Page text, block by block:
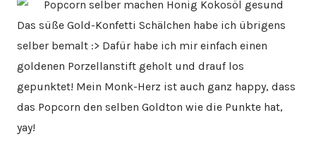
Das süße Gold-Konfetti Schälchen habe ich übrigens
selber bemalt :> Dafür habe ich mir einfach einen
goldenen Porzellanstift geholt und drauf los
gepunktet! Mein Monk-Herz ist auch ganz happy, dass
das Popcorn den selben Goldton wie die Punkte hat,
yay!